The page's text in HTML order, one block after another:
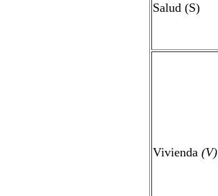
Salud (S)
Vivienda (V)